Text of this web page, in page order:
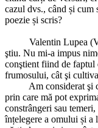
cazul dvs., când și cum
poezie și scris?
Valentin Lupea (V.
ştiu. Nu mi-a impus
conştient fiind de faptul
frumosului, cât şi
Am considerat şi
prin care mă pot
constrângeri sau
înțelegere a omului și a